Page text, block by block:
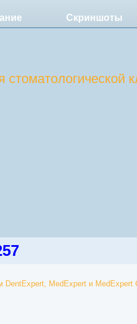
Скриншоты
MedExpert и MedExpert